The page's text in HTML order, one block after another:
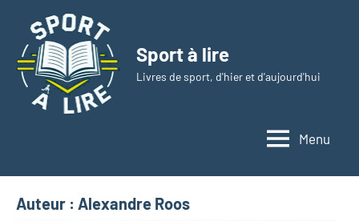
contenu
Sport à lire
Livres de sport, d'hier et d'aujourd'hui
Menu
Auteur : Alexandre Roos